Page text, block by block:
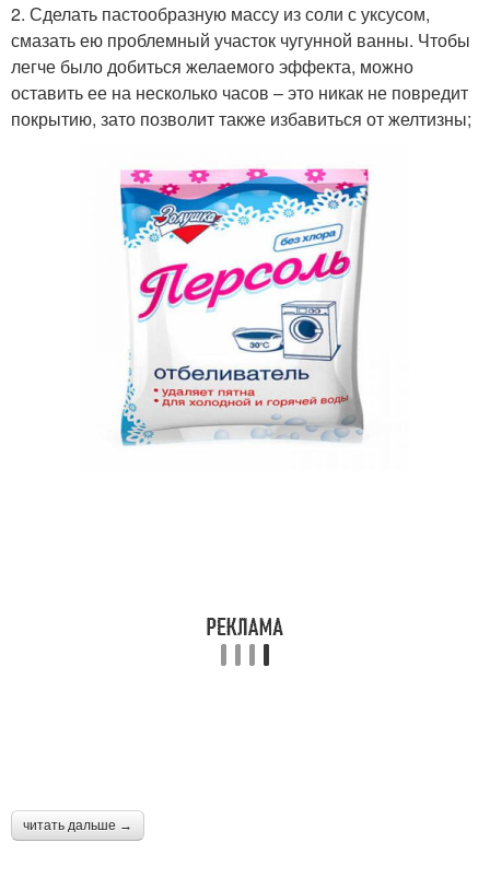
2. Сделать пастообразную массу из соли с уксусом,
смазать ею проблемный участок чугунной ванны. Чтобы
легче было добиться желаемого эффекта, можно
оставить ее на несколько часов – это никак не повредит
покрытию, зато позволит также избавиться от желтизны;
читать дальше →